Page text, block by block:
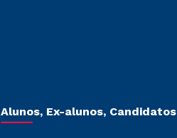
Alunos, Ex-alunos, Candidatos